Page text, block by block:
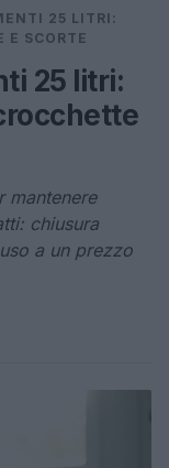
⌕
25 LITRI:
E SCORTE
25 litri:
mantenere
chiusura
a un prezzo